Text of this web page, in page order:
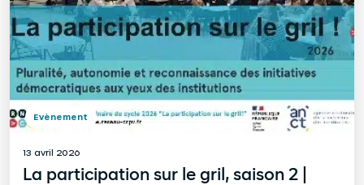
13 avril 2026
La participation sur le gril, saison 2 |
Evènement